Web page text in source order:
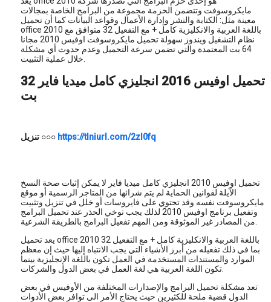
مايكروسوفت وتتضمن الحزمة مجموعة من البرامج الخاصة بمجالات
معينة مثل: الكتابة والنشر وإدارة الأعمال وقواعد البيانات كما أن تحميل
office 2010 باللغة العربية والانكليزية كامل + مع التفعيل 32 متوافق مع
نظام التشغيل ويندوز سهولة تحميل مايكروسوفت اوفيس 2010 مجانا
64 بت المعتمدة والتي تضمن سرعة التحميل وعدم حدوث أي مشكلة
تحميل اوفيس 2016 انجليزي كامل ميديا فاير 32
بت
تنزيل ○○○ https://tlniurl.com/2zl0fq
تحميل اوفيس 2010 انجليزي كامل ميديا فاير لا يمكن إثبات صحة النسخ
الآيلة لقوانين الحماية لم يتم شرائها من المتاجر الرسمية أو موقع
مايكروسوفت نفسه وقد تحتوي على فايروسات أو خلل في تنزيل وتثبيت
وتفعيل برنامج اوفيس 2010 لذلك يجب توخي الحذر عند تحميل البرامج
يعد تحميل office 2010 باللغة العربية والانكليزية كامل + مع التفعيل 32
بما في ذلك تفعيله من أبرز الأشياء التي يجب الانتباه إليها حيث إن معظم
الموارد والمستندات المستخدمة في العمل تكون باللغة الإنجليزية بينما
تعد مشكلة تحميل البرامج والإصدارات المختلفة من الأوفيس في بعض
الدول قضية ملحة للكثيرين حيث يحتاج الأمر الى توافر بعض الأدوات